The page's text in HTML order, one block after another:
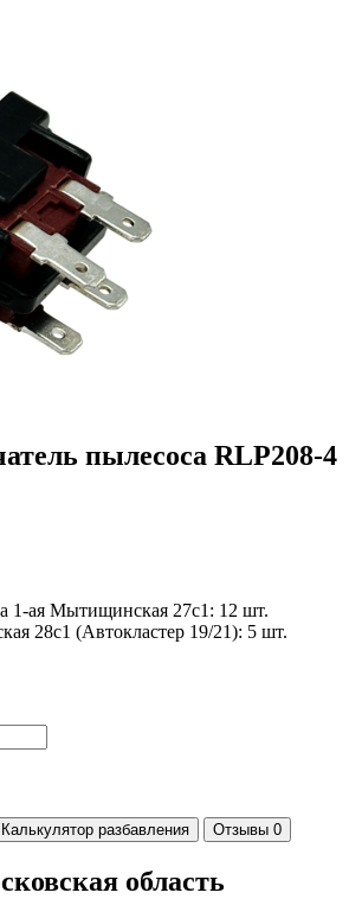
пылесоса RLP208-4
1-ая Мытищинская 27с1: 12 шт.
28с1 (Автокластер 19/21): 5 шт.
Калькулятор разбавления Отзывы 0
область